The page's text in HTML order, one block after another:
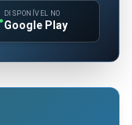
DISPONÍVEL NO
Google Play